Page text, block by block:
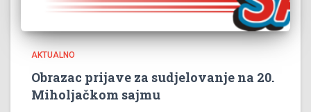
AKTUALNO
Obrazac prijave za sudjelovanje na 20.
Miholjačkom sajmu